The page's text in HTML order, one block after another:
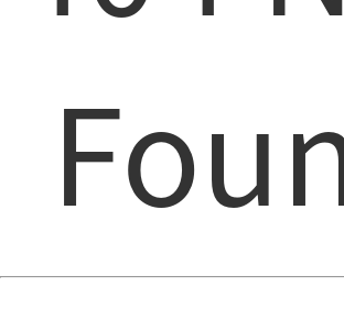
A、3.5mm耳麦插孔之类的接口。
案，具体如下：
#开局即高能#
游戏本就不能有颜值?